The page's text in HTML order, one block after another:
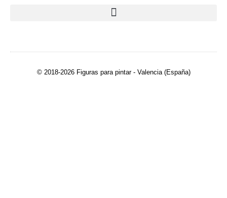
© 2018-2026 Figuras para pintar - Valencia (España)